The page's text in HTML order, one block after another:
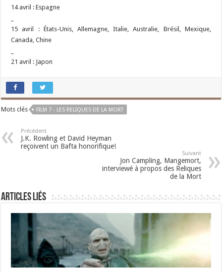
14 avril : Espagne
15 avril : États-Unis, Allemagne, Italie, Australie, Brésil, Mexique,
Canada, Chine
21 avril : Japon
Mots clés FILM 7 - LES RELIQUES DE LA MORT
Précédent
J.K. Rowling et David Heyman
reçoivent un Bafta honorifique!
Suivant
Jon Campling, Mangemort,
interviewé à propos des Reliques
de la Mort
Articles liés